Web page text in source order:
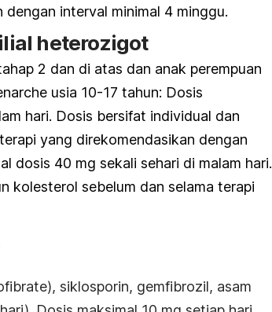
interval minimal 4 minggu.
heterozigot
2 dan di atas dan anak perempuan
usia 10-17 tahun: Dosis
hari. Dosis bersifat individual dan
yang direkomendasikan dengan
dosis 40 mg sekali sehari di malam hari.
kolesterol sebelum dan selama terapi
siklosporin, gemfibrozil, asam